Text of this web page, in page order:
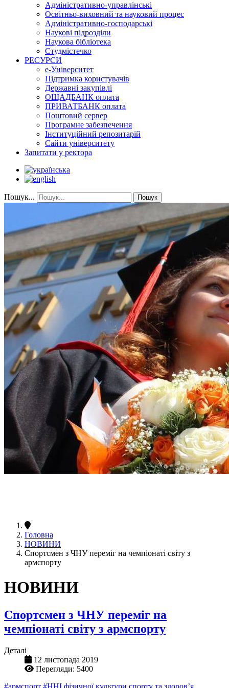
Адміністративно-управлінські
Освітньо-виховний та науковий процес
Адміністративно-господарські
Наукові підрозділи
Наукова бібліотека
Студмістечко
РЕСУРСИ
е-Університет
Підтримка користувачів
Державні закупівлі
ОЩАДБАНК оплата
ПРИВАТБАНК оплата
Поштовий сервер
Програмне забезпечення
Інституційний репозитарій
Сайти університету
Запитати у ректора
Пошук... Пошук
Головна
НОВИНИ
Спортсмен з ЧНУ переміг на чемпіонаті світу з
армспорту
НОВИНИ
Спортсмен з ЧНУ переміг на
чемпіонаті світу з армспорту
Деталі
12 листопада 2019
Перегляди: 5400
#армспорт #ННІ фізичної культури спорту та здоров’я